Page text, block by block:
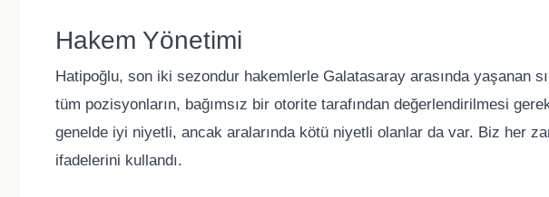
Hakem Yönetimi
Hatipoğlu, son iki sezondur hakemlerle Galatasaray arasında yaşanan
tüm pozisyonların, bağımsız bir otorite tarafından değerlendirilmesi
genelde iyi niyetli, ancak aralarında kötü niyetli olanlar da var. Biz her
ifadelerini kullandı.